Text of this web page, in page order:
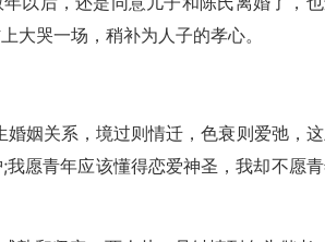
大哭一场，稍补为人子的孝心。
姻关系，境过则情迁，色衰则爱弛，
愿青年应该懂得恋爱神圣，我却不愿